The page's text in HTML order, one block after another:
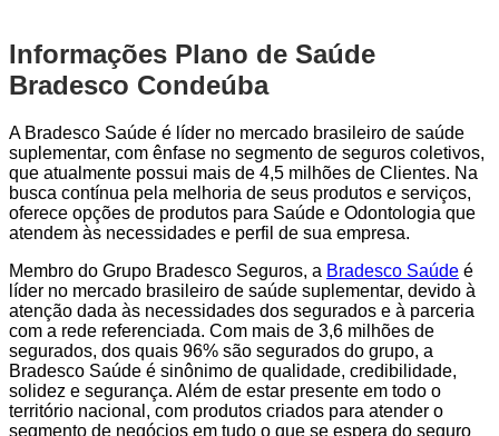
Informações Plano de Saúde
Bradesco Condeúba
A Bradesco Saúde é líder no mercado brasileiro de saúde
suplementar, com ênfase no segmento de seguros coletivos,
que atualmente possui mais de 4,5 milhões de Clientes. Na
busca contínua pela melhoria de seus produtos e serviços,
oferece opções de produtos para Saúde e Odontologia que
atendem às necessidades e perfil de sua empresa.
Membro do Grupo Bradesco Seguros, a Bradesco Saúde é
líder no mercado brasileiro de saúde suplementar, devido à
atenção dada às necessidades dos segurados e à parceria
com a rede referenciada. Com mais de 3,6 milhões de
segurados, dos quais 96% são segurados do grupo, a
Bradesco Saúde é sinônimo de qualidade, credibilidade,
solidez e segurança. Além de estar presente em todo o
território nacional, com produtos criados para atender o
segmento de negócios em tudo o que se espera do seguro